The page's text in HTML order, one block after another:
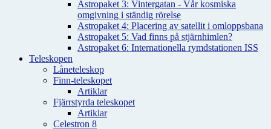
Astropaket 3: Vintergatan - Vår kosmiska
omgivning i ständig rörelse
Astropaket 4: Placering av satellit i omloppsbana
Astropaket 5: Vad finns på stjärnhimlen?
Astropaket 6: Internationella rymdstationen ISS
Teleskopen
Låneteleskop
Finn-teleskopet
Artiklar
Fjärrstyrda teleskopet
Artiklar
Celestron 8